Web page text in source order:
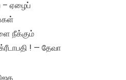
– ஏழைப்
நீக்கும்
! — தேவா